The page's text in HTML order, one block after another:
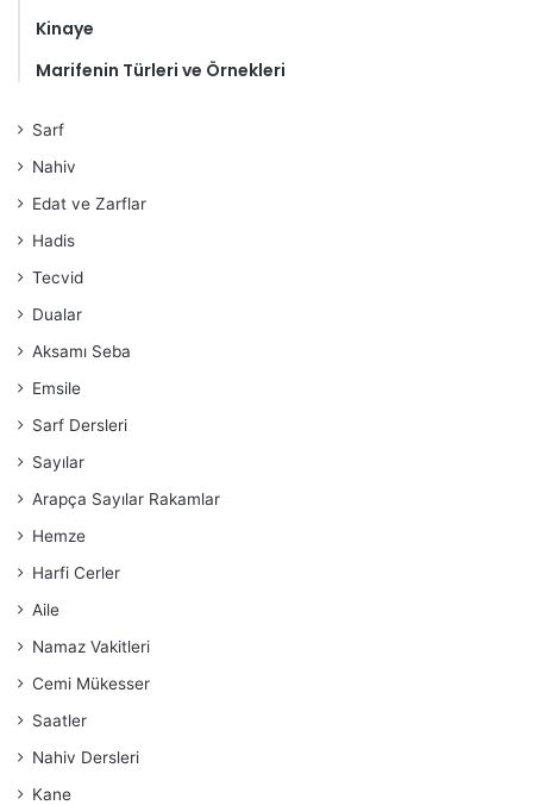
Kinaye
Marifenin Türleri ve Örnekleri
Sarf
Nahiv
Edat ve Zarflar
Hadis
Tecvid
Dualar
Aksamı Seba
Emsile
Sarf Dersleri
Sayılar
Arapça Sayılar Rakamlar
Hemze
Harfi Cerler
Aile
Namaz Vakitleri
Cemi Mükesser
Saatler
Nahiv Dersleri
Kane